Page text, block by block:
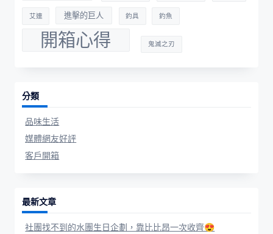
艾連 進擊的巨人 釣具 釣魚
開箱心得 鬼滅之刃
分類
品味生活
媒體網友好評
客戶開箱
最新文章
社團找不到的水團生日企劃，靠比比昂一次收齊😍